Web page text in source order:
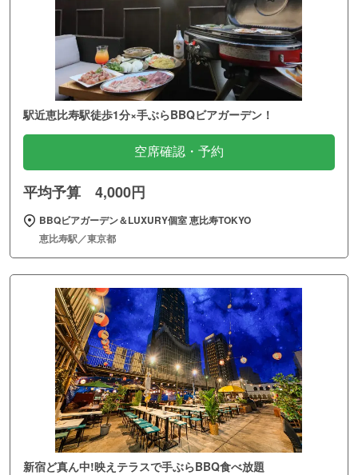
駅近恵比寿駅徒歩1分×手ぶらBBQビアガーデン！
空席確認・予約
平均予算 4,000円
BBQビアガーデン＆LUXURY個室 恵比寿TOKYO
恵比寿駅／東京都
新宿ど真ん中!映えテラスで手ぶらBBQ食べ放題